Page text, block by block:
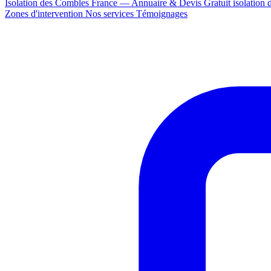
Isolation des Combles France — Annuaire & Devis Gratuit isolation
Zones d'intervention Nos services Témoignages